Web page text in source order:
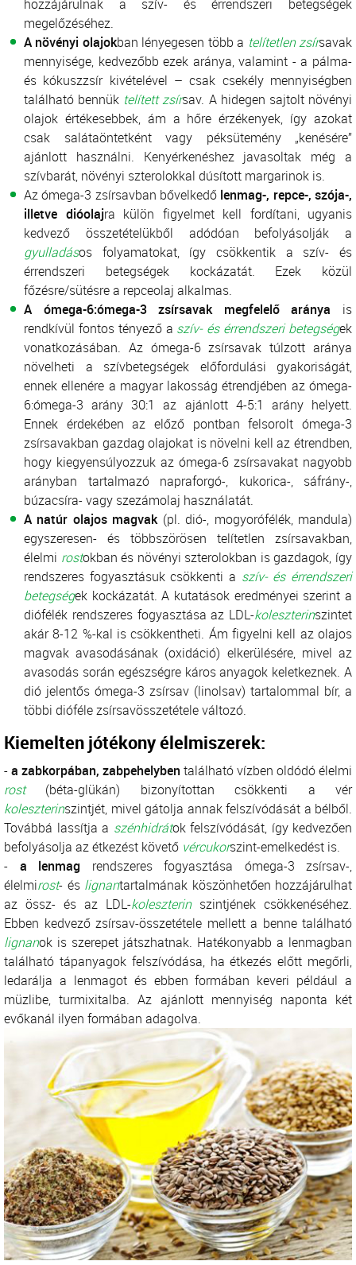
hozzájárulnak a szív- és érrendszeri betegségek
megelőzéséhez.
A növényi olajokban lényegesen több a telítetlen zsírsavak
mennyisége, kedvezőbb ezek aránya, valamint - a pálma-
és kókuszzsír kivételével – csak csekély mennyiségben
található bennük telített zsírsav. A hidegen sajtolt növényi
olajok értékesebbek, ám a hőre érzékenyek, így azokat
csak salátaöntetként vagy péksütemény „kenésére”
ajánlott használni. Kenyérkenéshez javasoltak még a
szívbarát, növényi szterolokkal dúsított margarinok is.
Az ómega-3 zsírsavban bővelkedő lenmag-, repce-, szója-,
illetve dióolajra külön figyelmet kell fordítani, ugyanis
kedvező összetételükből adódóan befolyásolják a
gyulladásos folyamatokat, így csökkentik a szív- és
érrendszeri betegségek kockázatát. Ezek közül
főzésre/sütésre a repceolaj alkalmas.
A ómega-6:ómega-3 zsírsavak megfelelő aránya is
rendkívül fontos tényező a szív- és érrendszeri betegségek
vonatkozásában. Az ómega-6 zsírsavak túlzott aránya
növelheti a szívbetegségek előfordulási gyakoriságát,
ennek ellenére a magyar lakosság étrendjében az ómega-
6:ómega-3 arány 30:1 az ajánlott 4-5:1 arány helyett.
Ennek érdekében az előző pontban felsorolt ómega-3
zsírsavakban gazdag olajokat is növelni kell az étrendben,
hogy kiegyensúlyozzuk az ómega-6 zsírsavakat nagyobb
arányban tartalmazó napraforgó-, kukorica-, sáfrány-,
búzacsíra- vagy szezámolaj használatát.
A natúr olajos magvak (pl. dió-, mogyorófélék, mandula)
egyszeresen- és többszörösen telítetlen zsírsavakban,
élelmi rostokban és növényi szterolokban is gazdagok, így
rendszeres fogyasztásuk csökkenti a szív- és érrendszeri
betegségek kockázatát. A kutatások eredményei szerint a
diófélék rendszeres fogyasztása az LDL-koleszterinszintet
akár 8-12 %-kal is csökkentheti. Ám figyelni kell az olajos
magvak avasodásának (oxidáció) elkerülésére, mivel az
avasodás során egészségre káros anyagok keletkeznek. A
dió jelentős ómega-3 zsírsav (linolsav) tartalommal bír, a
többi dióféle zsírsavösszetétele változó.
Kiemelten jótékony élelmiszerek:
-a zabkorpában, zabpehelyben található vízben oldódó élelmi
rost(béta-glükán) bizonyítottan csökkenti a vér
koleszterinszintjét, mivel gátolja annak felszívódását a bélből.
Továbbá lassítja a szénhidrátok felszívódását, így kedvezően
befolyásolja az étkezést követő vércukorszint-emelkedést is.
- a lenmag rendszeres fogyasztása ómega-3 zsírsav-,
élelmirost- és lignantartalmának köszönhetően hozzájárulhat
az össz- és az LDL-koleszterinszintjének csökkenéséhez.
Ebben kedvező zsírsav-összetétele mellett a benne található
lignanok is szerepet játszhatnak. Hatékonyabb a lenmagban
található tápanyagok felszívódása, ha étkezés előtt megőrli,
ledarálja a lenmagot és ebben formában keveri például a
müzlibe, turmixitalba. Az ajánlott mennyiség naponta két
evőkanál ilyen formában adagolva.